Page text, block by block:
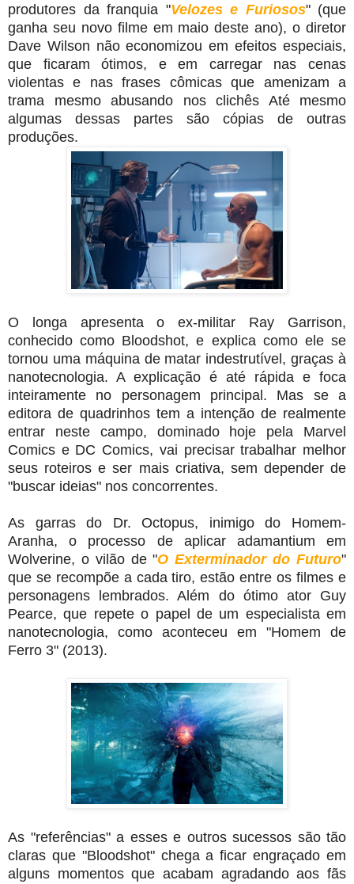
produtores da franquia "Velozes e Furiosos" (que
ganha seu novo filme em maio deste ano), o diretor
Dave Wilson não economizou em efeitos especiais,
que ficaram ótimos, e em carregar nas cenas
violentas e nas frases cômicas que amenizam a
trama mesmo abusando nos clichês Até mesmo
algumas dessas partes são cópias de outras
produções.
O longa apresenta o ex-militar Ray Garrison,
conhecido como Bloodshot, e explica como ele se
tornou uma máquina de matar indestrutível, graças à
nanotecnologia. A explicação é até rápida e foca
inteiramente no personagem principal. Mas se a
editora de quadrinhos tem a intenção de realmente
entrar neste campo, dominado hoje pela Marvel
Comics e DC Comics, vai precisar trabalhar melhor
seus roteiros e ser mais criativa, sem depender de
"buscar ideias" nos concorrentes.
As garras do Dr. Octopus, inimigo do Homem-
Aranha, o processo de aplicar adamantium em
Wolverine, o vilão de "O Exterminador do Futuro"
que se recompõe a cada tiro, estão entre os filmes e
personagens lembrados. Além do ótimo ator Guy
Pearce, que repete o papel de um especialista em
nanotecnologia, como aconteceu em "Homem de
Ferro 3" (2013).
As "referências" a esses e outros sucessos são tão
claras que "Bloodshot" chega a ficar engraçado em
alguns momentos que acabam agradando aos fãs